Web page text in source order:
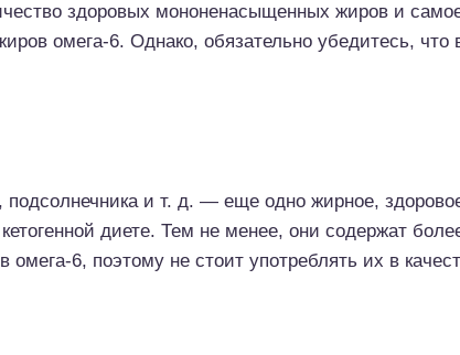
здоровых мононенасыщенных жиров и
омега-6. Однако, обязательно убедитесь, что
и т. д. — еще одно жирное,
диете. Тем не менее, они содержат
омега-6, поэтому не стоит употреблять их в